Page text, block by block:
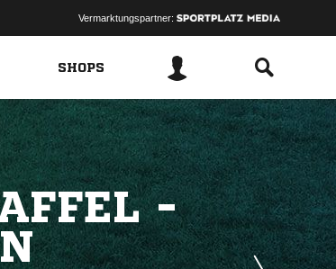
Vermarktungspartner:
SHOPS
-